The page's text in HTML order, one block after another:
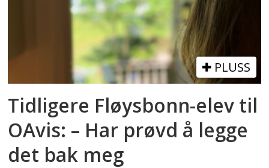
PLUSS
Tidligere Fløysbonn-elev til
OAvis: – Har prøvd å legge
det bak meg